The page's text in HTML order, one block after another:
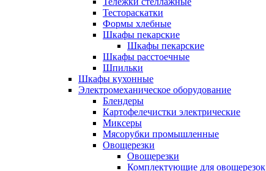
Тестораскатки
Формы хлебные
Шкафы пекарские
Шкафы пекарские
Шкафы расстоечные
Шпильки
Шкафы кухонные
Электромеханическое оборудование
Блендеры
Картофелечистки электрические
Миксеры
Мясорубки промышленные
Овощерезки
Овощерезки
Комплектующие для овощерезок